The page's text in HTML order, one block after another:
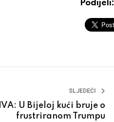
Podijeli:
SLJEDEĆI
U Bijeloj kući bruje o
frustriranom Trumpu